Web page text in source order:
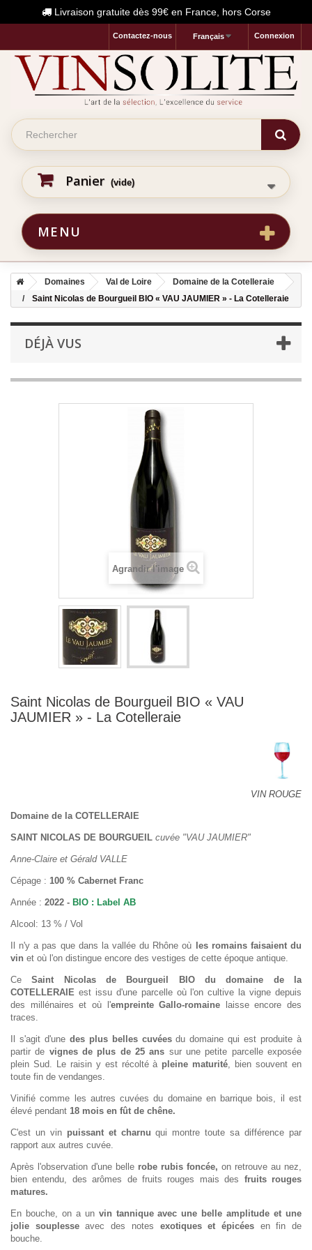
Livraison gratuite dès 99€ en France, hors Corse
Connexion
Français
Contactez-nous
Panier (vide)
MENU
Domaines Val de Loire
Domaine de la Cotelleraie
Saint Nicolas de Bourgueil BIO « VAU JAUMIER » - La Cotelleraie
DÉJÀ VUS
Agrandir l'image
Saint Nicolas de Bourgueil BIO « VAU
JAUMIER » - La Cotelleraie
VIN ROUGE
Domaine de la COTELLERAIE
SAINT NICOLAS DE BOURGUEIL cuvée "VAU JAUMIER"
Anne-Claire et Gérald VALLE
Cépage : 100 % Cabernet Franc
Année : 2022 - BIO : Label AB
Alcool: 13 % / Vol
Il n'y a pas que dans la vallée du Rhône où les romains faisaient du
vin et où l'on distingue encore des vestiges de cette époque antique.
CeSaint Nicolas de Bourgueil BIO du domaine de la
COTELLERAIE est issu d'une parcelle où l'on cultive la vigne depuis
des millénaires et où l'empreinte Gallo-romaine laisse encore des
traces.
Il s'agit d'une des plus belles cuvéesdu domaine qui est produite à
partir de vignes de plus de 25 ans sur une petite parcelle exposée
plein Sud. Le raisin y est récolté à pleine maturité , bien souvent en
toute fin de vendanges.
Vinifié comme les autres cuvées du domaine en barrique bois, il est
élevé pendant 18 mois en fût de chêne.
C'est un vin puissant et charnu qui montre toute sa différence par
rapport aux autres cuvée.
Après l'observation d'une belle robe rubis foncée, on retrouve au nez,
bien entendu, des arômes de fruits rouges mais des fruits rouges
matures.
En bouche, on a un vin tannique avec une belle amplitude et une
jolie souplesseavec des notes exotiques et épicéesen fin de
bouche.